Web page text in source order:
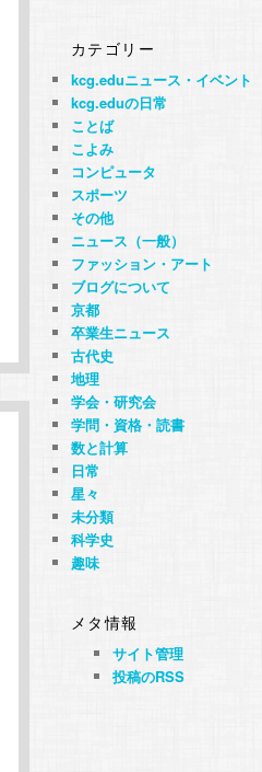
カテゴリー
kcg.eduニュース・イベント
kcg.eduの日常
ことば
こよみ
コンピュータ
スポーツ
その他
ニュース（一般）
ファッション・アート
ブログについて
京都
卒業生ニュース
古代史
地理
学会・研究会
学問・資格・読書
数と計算
日常
星々
未分類
科学史
趣味
メタ情報
サイト管理
投稿のRSS